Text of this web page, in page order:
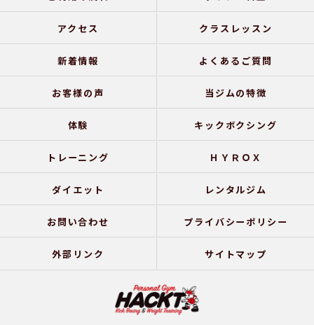
アクセス クラスレッスン
新着情報 よくあるご質問
お客様の声 当ジムの特徴
体験 キックボクシング
トレーニング ＨＹＲＯＸ
ダイエット レンタルジム
お問い合わせ プライバシーポリシー
外部リンク サイトマップ